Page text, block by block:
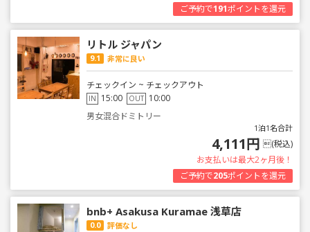
ご予約で191ポイントを還元
リトル ジャパン
9.1 非常に良い
チェックイン ~ チェックアウト
IN 15:00 OUT 10:00
男女混合ドミトリー
1泊1名合計
4,111円 (税込)
お支払いは最大2ヶ月後！
ご予約で205ポイントを還元
bnb+ Asakusa Kuramae 浅草店
0.0 評価なし